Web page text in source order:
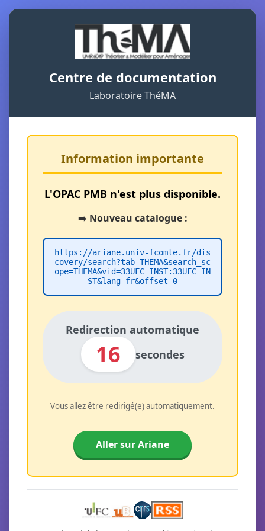
Centre de documentation
Laboratoire ThéMA
Information importante
L'OPAC PMB n'est plus disponible.
➡️ Nouveau catalogue :
https://ariane.univ-fcomte.fr/dis
covery/search?tab=THEMA&search_sc
ope=THEMA&vid=33UFC_INST:33UFC_IN
ST&lang=fr&offset=0
Redirection automatique
16 secondes
Vous allez être redirigé(e) automatiquement.
Aller sur Ariane